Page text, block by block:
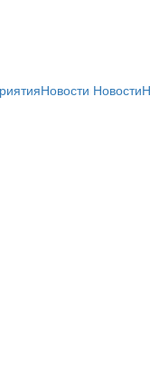
Новости Новости